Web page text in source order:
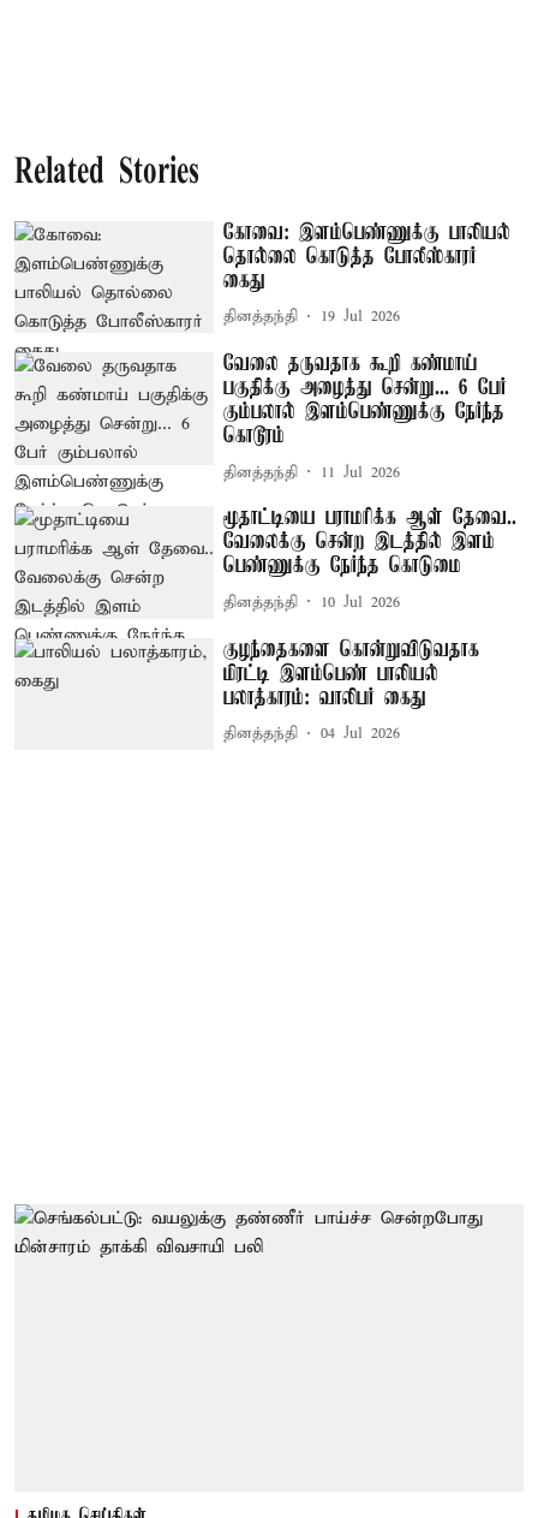
Related Stories
கோவை: இளம்பெண்ணுக்கு பாலியல்
தொல்லை கொடுத்த போலீஸ்காரர்
கைது
தினத்தந்தி 19 Jul 2026
வேலை தருவதாக கூறி கண்மாய்
பகுதிக்கு அழைத்து சென்று... 6 பேர்
கும்பலால் இளம்பெண்ணுக்கு நேர்ந்த
கொடூரம்
தினத்தந்தி 11 Jul 2026
மூதாட்டியை பராமரிக்க ஆள் தேவை..
வேலைக்கு சென்ற இடத்தில் இளம்
பெண்ணுக்கு நேர்ந்த கொடுமை
தினத்தந்தி 10 Jul 2026
குழந்தைகளை கொன்றுவிடுவதாக
மிரட்டி இளம்பெண் பாலியல்
பலாத்காரம்: வாலிபர் கைது
தினத்தந்தி 04 Jul 2026